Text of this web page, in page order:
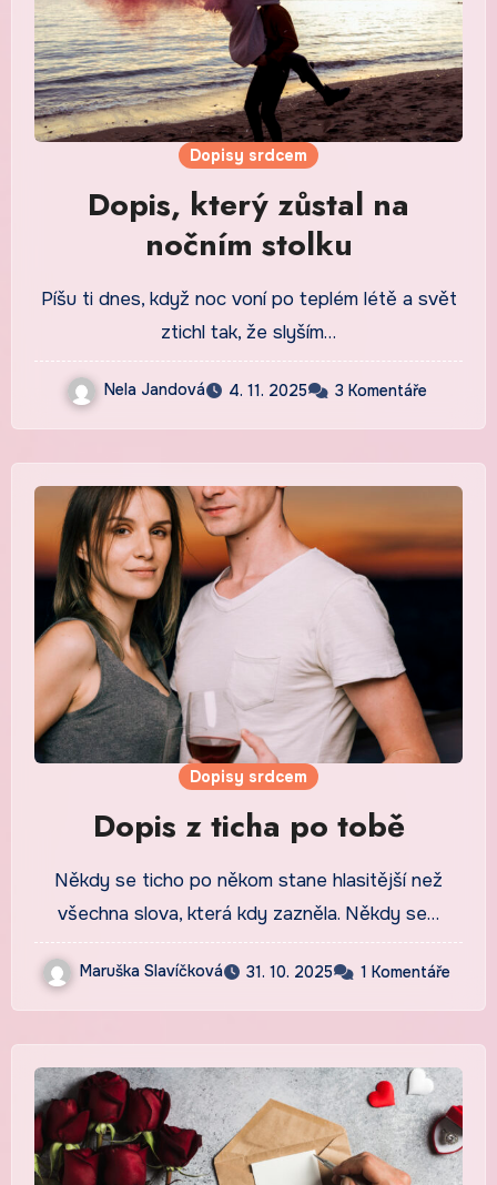
Dopisy srdcem
Dopis, který zůstal na
nočním stolku
Píšu ti dnes, když noc voní po teplém létě a svět
ztichl tak, že slyším…
Nela Jandová 4. 11. 2025 3 Komentáře
Dopisy srdcem
Dopis z ticha po tobě
Někdy se ticho po někom stane hlasitější než
všechna slova, která kdy zazněla. Někdy se…
Maruška Slavíčková 31. 10. 2025 1 Komentáře